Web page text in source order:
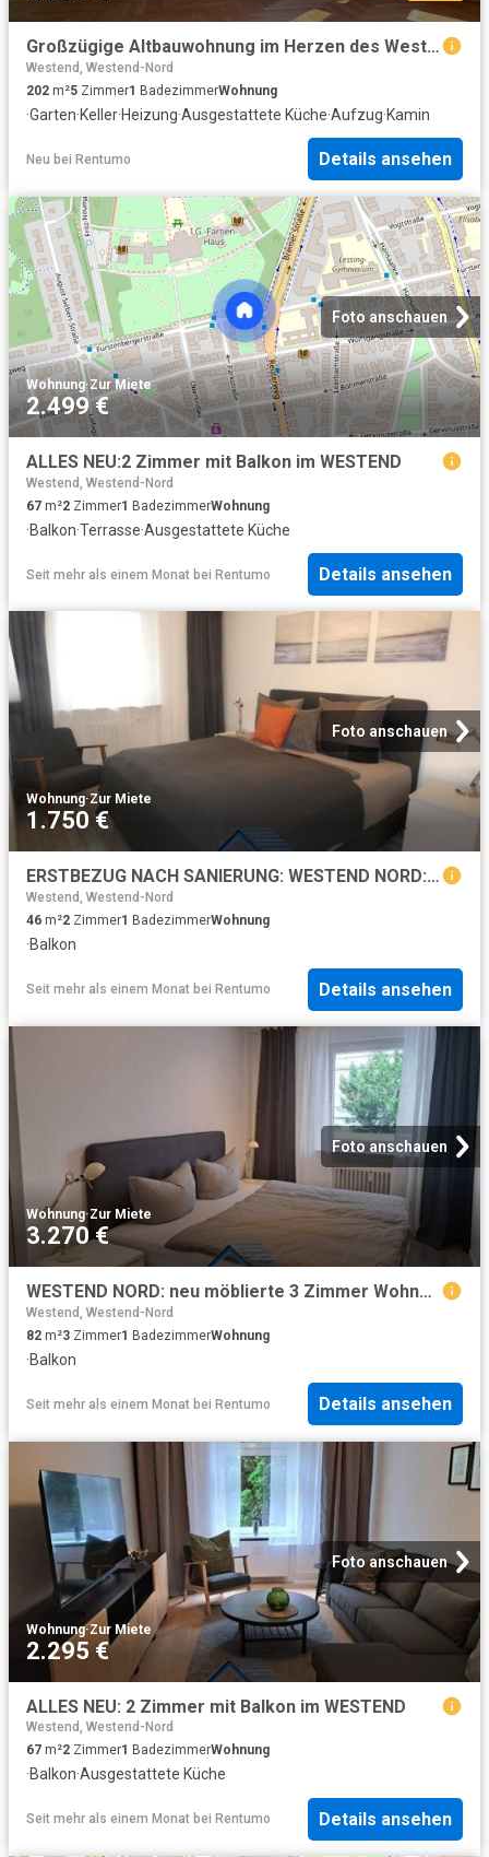
Großzügige Altbauwohnung im Herzen des Westends
Westend, Westend-Nord
202 m²5 Zimmer1 BadezimmerWohnung
·Garten·Keller·Heizung·Ausgestattete Küche·Aufzug·Kamin
Neu bei Rentumo Details ansehen
Foto anschauen
Wohnung·Zur Miete
2.499 €
ALLES NEU:2 Zimmer mit Balkon im WESTEND
Westend, Westend-Nord
67 m²2 Zimmer1 BadezimmerWohnung
·Balkon·Terrasse·Ausgestattete Küche
Seit mehr als einem Monat bei Rentumo Details ansehen
Foto anschauen
Wohnung·Zur Miete
1.750 €
ERSTBEZUG NACH SANIERUNG: WESTEND NORD: 2 Zimmer mit Balkon
Westend, Westend-Nord
46 m²2 Zimmer1 BadezimmerWohnung
·Balkon
Seit mehr als einem Monat bei Rentumo Details ansehen
Foto anschauen
Wohnung·Zur Miete
3.270 €
WESTEND NORD: neu möblierte 3 Zimmer Wohnung mit Balkon und Skyline Blick
Westend, Westend-Nord
82 m²3 Zimmer1 BadezimmerWohnung
·Balkon
Seit mehr als einem Monat bei Rentumo Details ansehen
Foto anschauen
Wohnung·Zur Miete
2.295 €
ALLES NEU: 2 Zimmer mit Balkon im WESTEND
Westend, Westend-Nord
67 m²2 Zimmer1 BadezimmerWohnung
·Balkon·Ausgestattete Küche
Seit mehr als einem Monat bei Rentumo Details ansehen